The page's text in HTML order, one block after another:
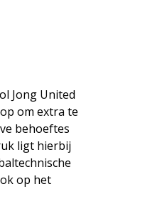
Jong United
om extra te
behoeftes
ligt hierbij
op het